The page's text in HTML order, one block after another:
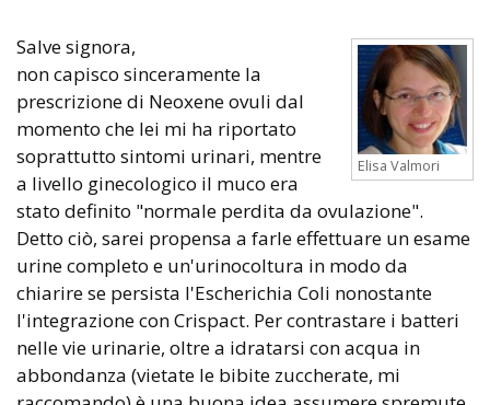
Elisa Valmori
Salve signora,
non capisco sinceramente la
prescrizione di Neoxene ovuli dal
momento che lei mi ha riportato
soprattutto sintomi urinari, mentre
a livello ginecologico il muco era
stato definito "normale perdita da ovulazione".
Detto ciò, sarei propensa a farle effettuare un esame
urine completo e un'urinocoltura in modo da
chiarire se persista l'Escherichia Coli nonostante
l'integrazione con Crispact. Per contrastare i batteri
nelle vie urinarie, oltre a idratarsi con acqua in
abbondanza (vietate le bibite zuccherate, mi